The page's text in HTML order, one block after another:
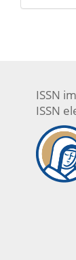
ISSN
ISSN